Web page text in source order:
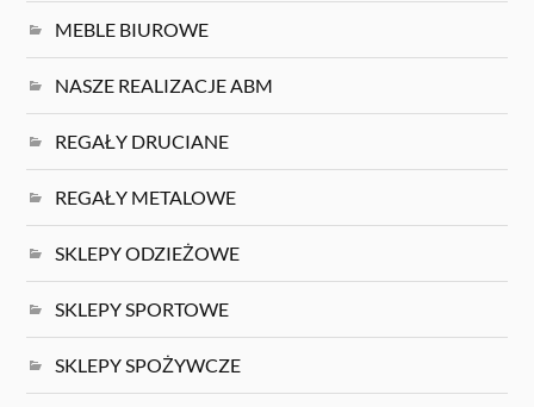
MEBLE BIUROWE
NASZE REALIZACJE ABM
REGAŁY DRUCIANE
REGAŁY METALOWE
SKLEPY ODZIEŻOWE
SKLEPY SPORTOWE
SKLEPY SPOŻYWCZE